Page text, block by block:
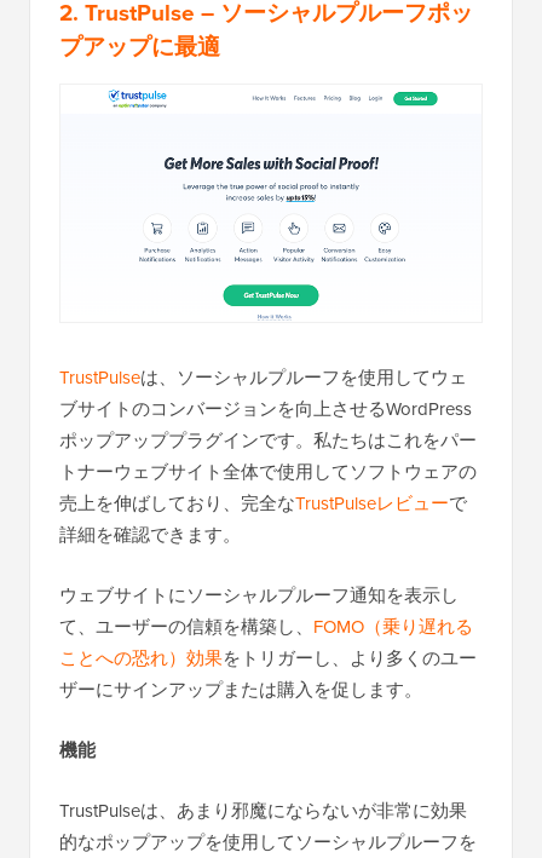
2. TrustPulse – ソーシャルプルーフポッ
プアップに最適
TrustPulseは、ソーシャルプルーフを使用してウェ
ブサイトのコンバージョンを向上させるWordPress
ポップアッププラグインです。私たちはこれをパー
トナーウェブサイト全体で使用してソフトウェアの
売上を伸ばしており、完全なTrustPulseレビューで
詳細を確認できます。
ウェブサイトにソーシャルプルーフ通知を表示し
て、ユーザーの信頼を構築し、 FOMO（乗り遅れる
ことへの恐れ）効果をトリガーし、より多くのユー
ザーにサインアップまたは購入を促します。
機能
TrustPulseは、あまり邪魔にならないが非常に効果
的なポップアップを使用してソーシャルプルーフを